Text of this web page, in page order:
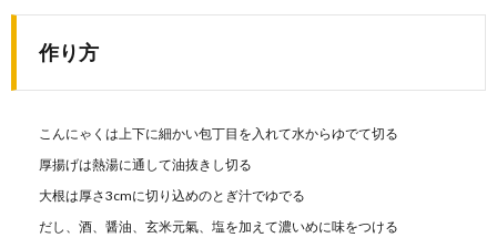
作り方
こんにゃくは上下に細かい包丁目を入れて水からゆでて切る
厚揚げは熱湯に通して油抜きし切る
大根は厚さ3cmに切り込めのとぎ汁でゆでる
だし、酒、醤油、玄米元氣、塩を加えて濃いめに味をつける